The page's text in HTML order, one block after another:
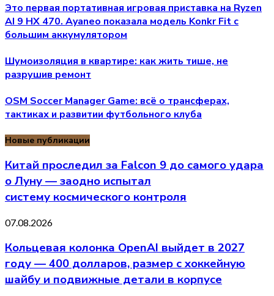
Это первая портативная игровая приставка на Ryzen
AI 9 HX 470. Ayaneo показала модель Konkr Fit с
большим аккумулятором
Шумоизоляция в квартире: как жить тише, не
разрушив ремонт
OSM Soccer Manager Game: всё о трансферах,
тактиках и развитии футбольного клуба
Новые публикации
Китай проследил за Falcon 9 до самого удара
о Луну — заодно испытал
систему космического контроля
07.08.2026
Кольцевая колонка OpenAI выйдет в 2027
году — 400 долларов, размер с хоккейную
шайбу и подвижные детали в корпусе